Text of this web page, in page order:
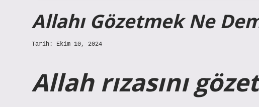
Allahı Gözetmek Ne
Tarih: Ekim 10, 2024
Allah rızasını